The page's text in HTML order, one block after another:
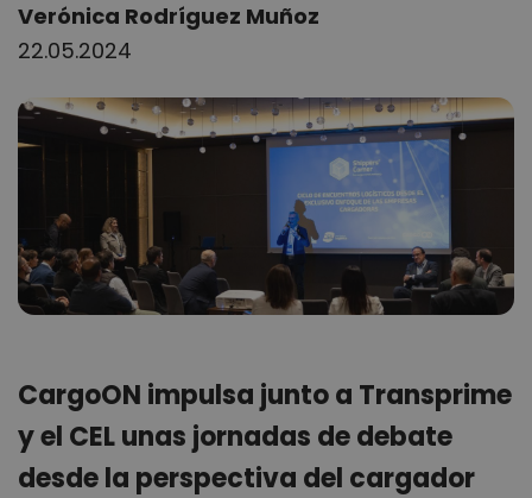
Author:
Verónica Rodríguez Muñoz
22.05.2024
CargoON impulsa junto a Transprime
y el CEL unas jornadas de debate
desde la perspectiva del cargador